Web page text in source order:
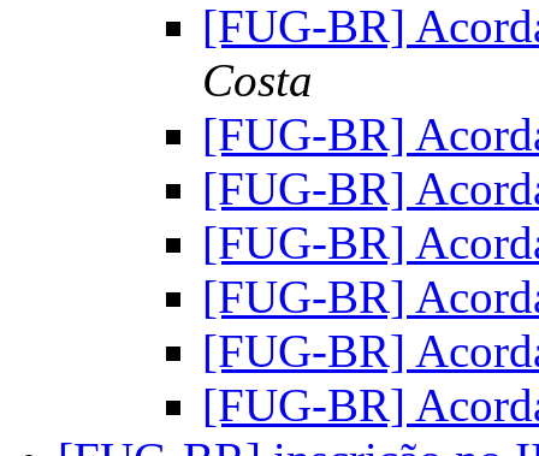
[FUG-BR]
Costa
[FUG-BR]
[FUG-BR]
[FUG-BR]
[FUG-BR]
[FUG-BR]
[FUG-BR]